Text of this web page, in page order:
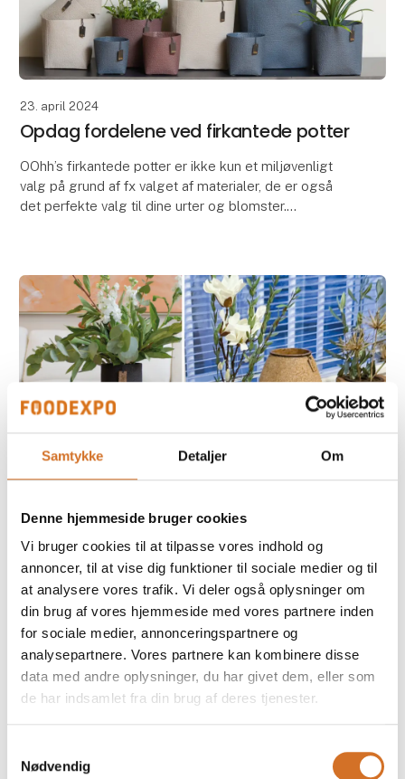
Samtykke Detaljer Om
Denne hjemmeside bruger cookies
Vi bruger cookies til at tilpasse vores indhold og
annoncer, til at vise dig funktioner til sociale medier og til
at analysere vores trafik. Vi deler også oplysninger om
din brug af vores hjemmeside med vores partnere inden
for sociale medier, annonceringspartnere og
analysepartnere. Vores partnere kan kombinere disse
data med andre oplysninger, du har givet dem, eller som
de har indsamlet fra din brug af deres tjenester.
Nødvendig
23. april 2024
Opdag fordelene ved firkantede potter
OOhh’s firkantede potter er ikke kun et miljøvenligt
valg på grund af fx valget af materialer, de er også
det perfekte valg til dine urter og blomster.
Pique Fleur vaser giver mange
muligheder
“Pique Fleur” er et fransk udtryk, der betyder
“blomsterstikker” eller “blomsterholder”. Det er den
lille hullede indsats som du kan se på billedet, der
kvalificerer vaserne som Pique Fleur vaser. Ind